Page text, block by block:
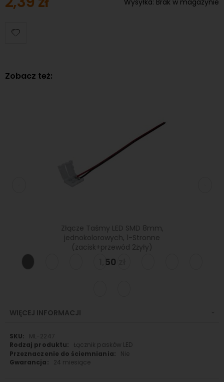
Zobacz też:
Złącze Taśmy LED SMD 8mm,
jednokolorowych, 1-Stronne
(zacisk+przewód 2żyły)
1,50 zł
WIĘCEJ INFORMACJI
Więcej
informacji
ML-2247
Łącznik pasków LED
Nie
24 miesiące